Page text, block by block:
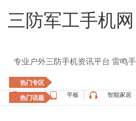
三防军工手机网
专业户外三防手机资讯平台 雷鸣
热门专区
手机
平板 智能家居
热门话题